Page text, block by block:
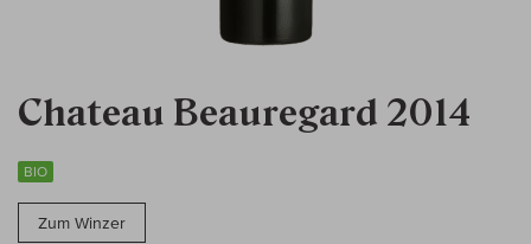
Chateau Beauregard 2014
BIO
Zum Winzer